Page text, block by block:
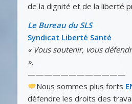
de la dignité et de la liberté
Le Bureau du SLS
Syndicat Liberté Santé
« Vous soutenir, vous
».
————————————
Nous sommes plus forts
défendre les droits des